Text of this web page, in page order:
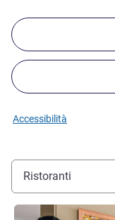
Accessibilità
Ristoranti
Visualizza dettagli